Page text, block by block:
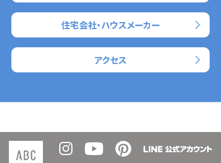
住宅会社・ハウスメーカー
アクセス